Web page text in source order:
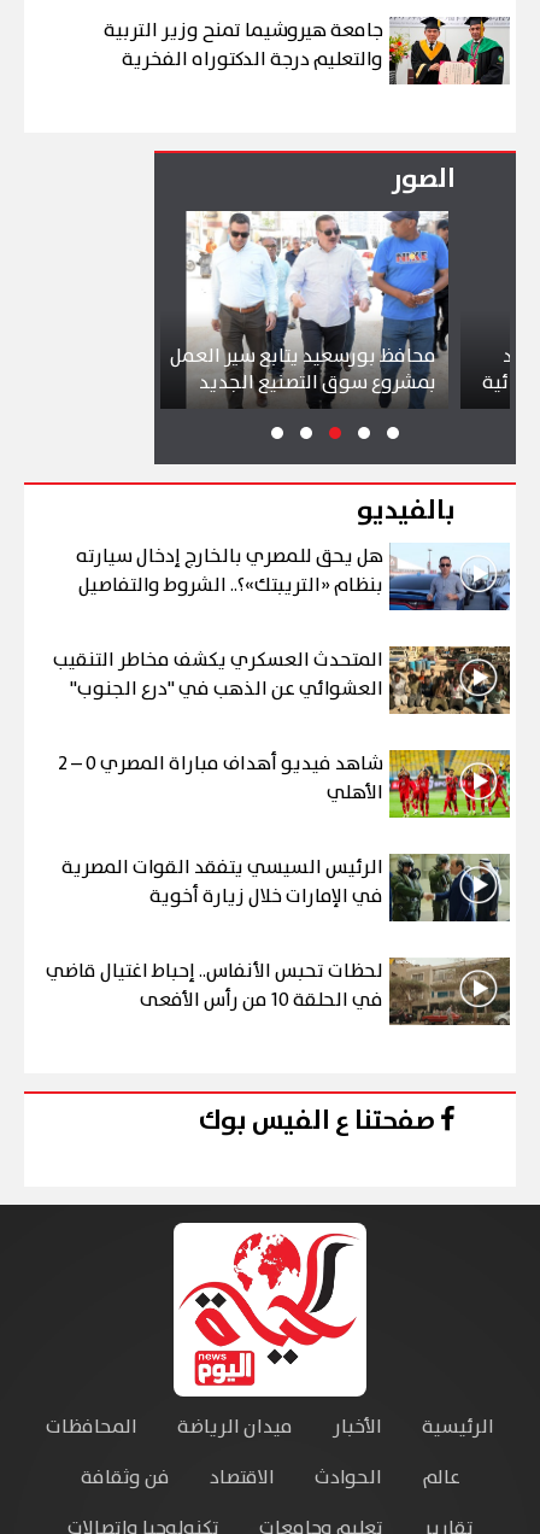
جامعة هيروشيما تمنح وزير التربية
والتعليم درجة الدكتوراه الفخرية
الصور
محافظ بورسعيد يتابع سير العمل
بمشروع سوق التصنيع الجديد
بالفيديو
هل يحق للمصري بالخارج إدخال سيارته
بنظام «التريبتك»؟.. الشروط والتفاصيل
المتحدث العسكري يكشف مخاطر التنقيب
العشوائي عن الذهب في "درع الجنوب"
شاهد فيديو أهداف مباراة المصري 0 – 2
الأهلي
الرئيس السيسي يتفقد القوات المصرية
في الإمارات خلال زيارة أخوية
لحظات تحبس الأنفاس.. إحباط اغتيال قاضي
في الحلقة 10 من رأس الأفعى
صفحتنا ع الفيس بوك
الرئيسية الأخبار ميدان الرياضة
المحافظات
عالم
الحوادث الاقتصاد
فن وثقافة